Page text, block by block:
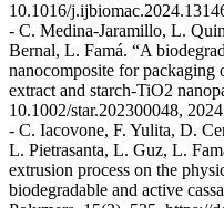
10.1016/
- C. Medina-Jaramillo, L.
Bernal, L. Famá. “A
nanocomposite for packaging
extract and starch-TiO2
10.1002/star.202300048,
- C. Iacovone, F. Yulita, D.
L. Pietrasanta, L. Guz, L.
extrusion process on the
biodegradable and active